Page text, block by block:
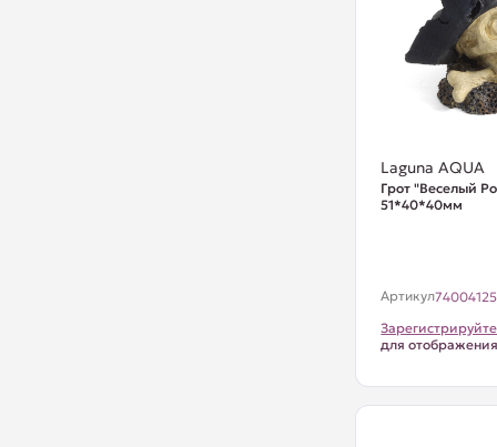
Laguna AQUA
Грот "Веселый
51*40*40мм
Артикул74004125
для